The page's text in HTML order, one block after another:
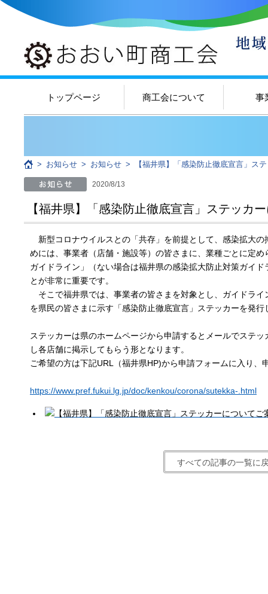
トップページ 商工会について 事
> お知らせ > お知らせ > 【福井県】「感染防止徹底宣言」ス
2020/8/13
【福井県】「感染防止徹底宣言」ステッカ
新型コロナウイルスとの「共存」を前提として、感染拡大
めには、事業者（店舗・施設等）の皆さまに、業種ごとに定
ガイドライン」（ない場合は福井県の感染拡大防止対策ガイ
とが非常に重要です。
そこで福井県では、事業者の皆さまを対象とし、ガイドラ
を県民の皆さまに示す「感染防止徹底宣言」ステッカーを発行
ステッカーは県のホームページから申請するとメールでステ
し各店舗に掲示してもらう形となります。
ご希望の方は下記URL（福井県HP)から申請フォームに入り、
https://www.pref.fukui.lg.jp/doc/kenkou/corona/sutekka-.html
すべての記事の一覧に